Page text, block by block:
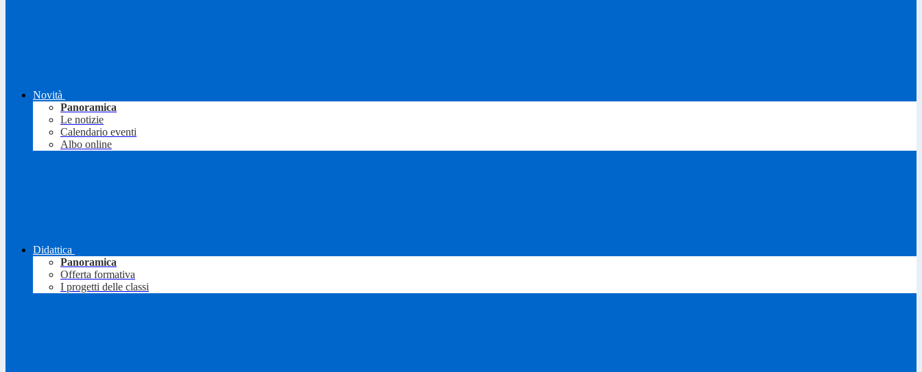
Novità
Panoramica
Le notizie
Calendario eventi
Albo online
Didattica
Panoramica
Offerta formativa
I progetti delle classi